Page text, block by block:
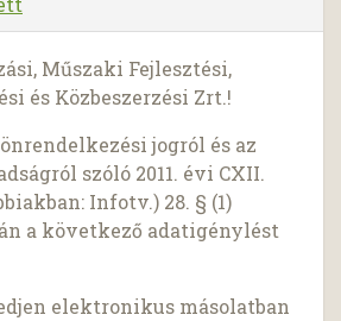
Műszaki Fejlesztési,
és Közbeszerzési Zrt.!
jogról és az
szóló 2011. évi CXII.
Infotv.) 28. § (1)
a következő adatigénylést
elektronikus másolatban